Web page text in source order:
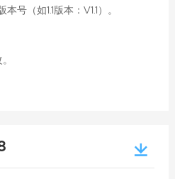
号（如1.1版本：V1.1）。